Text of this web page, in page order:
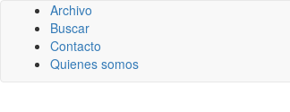
Archivo
Buscar
Contacto
Quienes somos